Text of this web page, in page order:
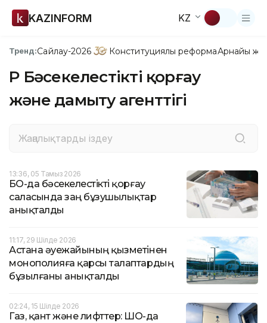
KAZINFORM KZ
Тренд:Сайлау-2026 Конституциялық реформаАрнайы
ҚР Бәсекелестікті қорғау
және дамыту агенттігі
13:36, 05 Тамыз 2026
БҚО-да бәсекелестікті қорғау
саласында заң бұзушылықтар
анықталды
11:17, 29 Шілде 2026
Астана әуежайының қызметінен
монополияға қарсы талаптардың
бұзылғаны анықталды
02:24, 15 Шілде 2026
Газ, қант және лифттер: ШҚО-да